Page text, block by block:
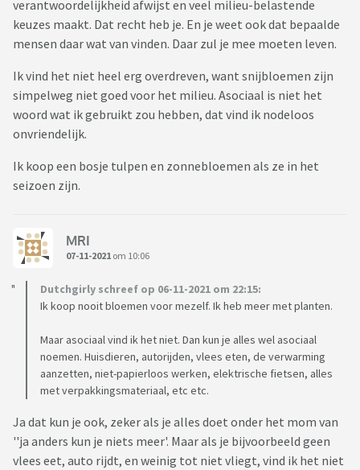
verantwoordelijkheid afwijst en veel milieu-belastende
keuzes maakt. Dat recht heb je. En je weet ook dat bepaalde
mensen daar wat van vinden. Daar zul je mee moeten leven.
Ik vind het niet heel erg overdreven, want snijbloemen zijn
simpelweg niet goed voor het milieu. Asociaal is niet het
woord wat ik gebruikt zou hebben, dat vind ik nodeloos
onvriendelijk.
Ik koop een bosje tulpen en zonnebloemen als ze in het
seizoen zijn.
MRI
07-11-2021 om 10:06
Dutchgirly schreef op 06-11-2021 om 22:15:
Ik koop nooit bloemen voor mezelf. Ik heb meer met planten.
Maar asociaal vind ik het niet. Dan kun je alles wel asociaal
noemen. Huisdieren, autorijden, vlees eten, de verwarming
aanzetten, niet-papierloos werken, elektrische fietsen, alles
met verpakkingsmateriaal, etc etc.
Ja dat kun je ook, zeker als je alles doet onder het mom van
''ja anders kun je niets meer'. Maar als je bijvoorbeeld geen
vlees eet, auto rijdt, en weinig tot niet vliegt, vind ik het niet